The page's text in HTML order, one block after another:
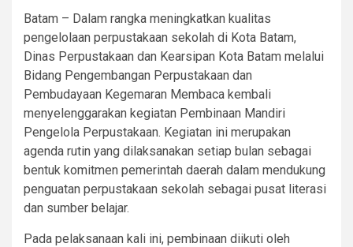
Batam – Dalam rangka meningkatkan kualitas
pengelolaan perpustakaan sekolah di Kota Batam,
Dinas Perpustakaan dan Kearsipan Kota Batam melalui
Bidang Pengembangan Perpustakaan dan
Pembudayaan Kegemaran Membaca kembali
menyelenggarakan kegiatan Pembinaan Mandiri
Pengelola Perpustakaan. Kegiatan ini merupakan
agenda rutin yang dilaksanakan setiap bulan sebagai
bentuk komitmen pemerintah daerah dalam mendukung
penguatan perpustakaan sekolah sebagai pusat literasi
dan sumber belajar.
Pada pelaksanaan kali ini, pembinaan diikuti oleh